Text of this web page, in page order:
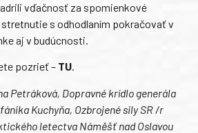
vďačnosť za spomienkové
s odhodlaním pokračovať v
aj v budúcnosti.
pozrieť – TU.
Petráková, Dopravné krídlo generála
Kuchyňa, Ozbrojené sily SR /r
letectva Náměšť nad Oslavou